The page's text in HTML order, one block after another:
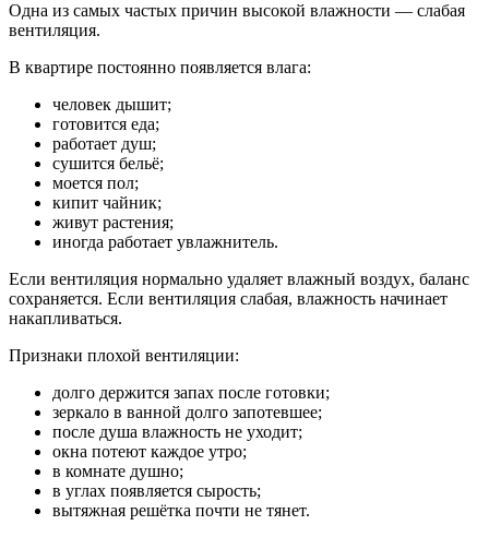
Одна из самых частых причин высокой влажности — слабая
вентиляция.
В квартире постоянно появляется влага:
человек дышит;
готовится еда;
работает душ;
сушится бельё;
моется пол;
кипит чайник;
живут растения;
иногда работает увлажнитель.
Если вентиляция нормально удаляет влажный воздух, баланс
сохраняется. Если вентиляция слабая, влажность начинает
накапливаться.
Признаки плохой вентиляции:
долго держится запах после готовки;
зеркало в ванной долго запотевшее;
после душа влажность не уходит;
окна потеют каждое утро;
в комнате душно;
в углах появляется сырость;
вытяжная решётка почти не тянет.